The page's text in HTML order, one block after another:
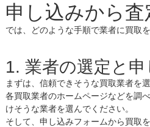
申し込みから
では、どのような手順で業者に買取
1. 業者の選定と
まずは、信頼できそうな買取業者を
各買取業者のホームページなどを調
けそうな業者を選んでください。
そして、申し込みフォームから買取